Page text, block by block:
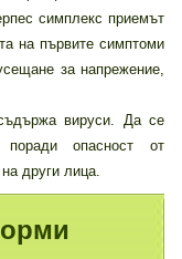
симплекс приемът
на първите симптоми
за напрежение,
вируси. Да се
поради опасност от
други лица.